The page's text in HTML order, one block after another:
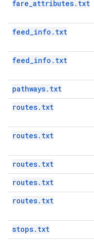
fare_attributes.txt
feed_info.txt
feed_info.txt
pathways.txt
routes.txt
routes.txt
routes.txt
routes.txt
routes.txt
stops.txt